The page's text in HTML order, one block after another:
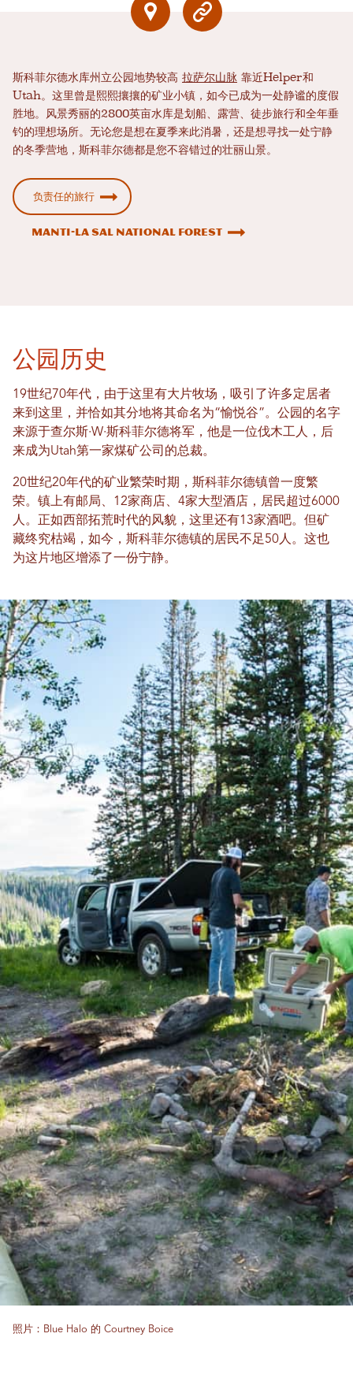
斯科菲尔德水库州立公园地势较高 拉萨尔山脉 靠近Helper和
Utah。这里曾是熙熙攘攘的矿业小镇，如今已成为一处静谧的度假
胜地。风景秀丽的2800英亩水库是划船、露营、徒步旅行和全年垂
钓的理想场所。无论您是想在夏季来此消暑，还是想寻找一处宁静
的冬季营地，斯科菲尔德都是您不容错过的壮丽山景。
负责任的旅行
Manti-La Sal National Forest
公园历史
19世纪70年代，由于这里有大片牧场，吸引了许多定居者
来到这里，并恰如其分地将其命名为“愉悦谷”。公园的名字
来源于查尔斯·W·斯科菲尔德将军，他是一位伐木工人，后
来成为Utah第一家煤矿公司的总裁。
20世纪20年代的矿业繁荣时期，斯科菲尔德镇曾一度繁
荣。镇上有邮局、12家商店、4家大型酒店，居民超过6000
人。正如西部拓荒时代的风貌，这里还有13家酒吧。但矿
藏终究枯竭，如今，斯科菲尔德镇的居民不足50人。这也
为这片地区增添了一份宁静。
照片：Blue Halo 的 Courtney Boice